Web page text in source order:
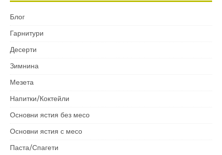
Блог
Гарнитури
Десерти
Зимнина
Мезета
Напитки/Коктейли
Основни ястия без месо
Основни ястия с месо
Паста/Спагети